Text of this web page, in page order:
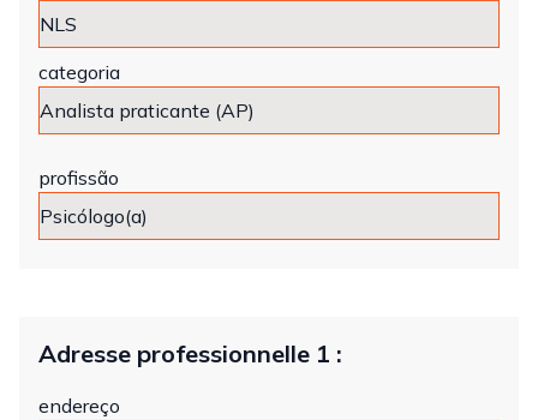
categoria
profissão
Adresse professionnelle 1 :
endereço